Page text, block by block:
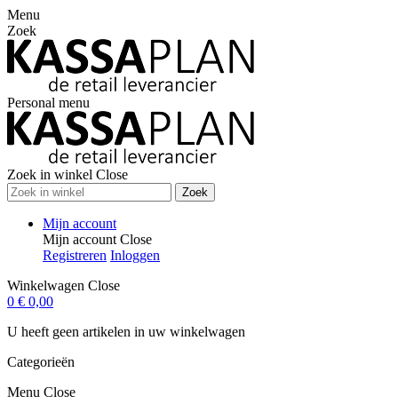
Menu
Zoek
Personal menu
Zoek in winkel Close
Zoek
Mijn account
Mijn account Close
Registreren Inloggen
Winkelwagen Close
0 € 0,00
U heeft geen artikelen in uw winkelwagen
Categorieën
Menu Close